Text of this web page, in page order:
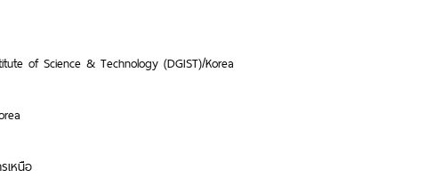
of Science & Technology (DGIST)/Korea
เหนือ